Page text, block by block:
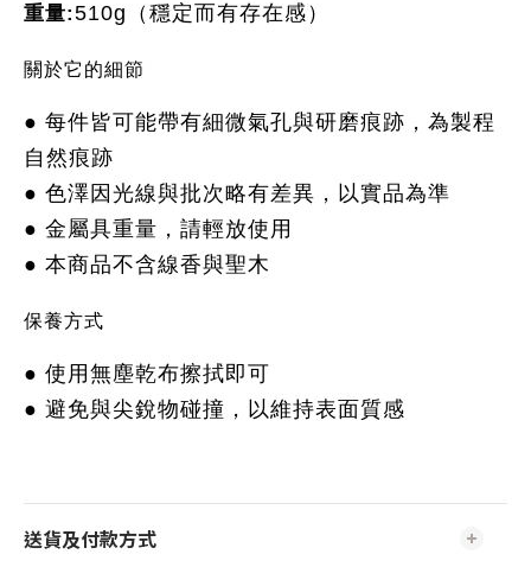
重量:510g（穩定而有存在感）
關於它的細節
● 每件皆可能帶有細微氣孔與研磨痕跡，為製程
自然痕跡
● 色澤因光線與批次略有差異，以實品為準
● 金屬具重量，請輕放使用
● 本商品不含線香與聖木
保養方式
● 使用無塵乾布擦拭即可
● 避免與尖銳物碰撞，以維持表面質感
送貨及付款方式